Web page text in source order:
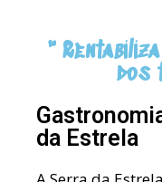
"
dos
da Estrela